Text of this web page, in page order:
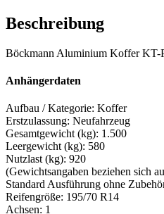
|
Koffer
Polysterhaube
Seitentüre
Auffahrklappen-
Türkombination
|
Böckmann
Menge
Beschreibung
Böckmann Aluminium Koffer
Anhängerdaten
Aufbau / Kategorie: Koffer
Erstzulassung: Neufahrzeug
Gesamtgewicht (kg): 1.500
Leergewicht (kg): 580
Nutzlast (kg): 920
(Gewichtsangaben beziehen sich
Standard Ausführung ohne
Reifengröße: 195/70 R14
Achsen: 1